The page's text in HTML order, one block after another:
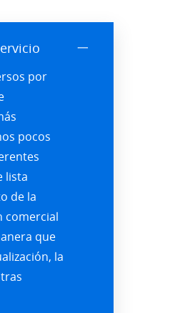
一
por
pocos
lista
de la
comercial
que
la